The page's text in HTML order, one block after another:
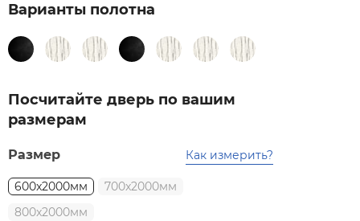
Варианты полотна
Посчитайте дверь по вашим
размерам
Размер Как измерить?
600x2000мм
700x2000мм
800x2000мм